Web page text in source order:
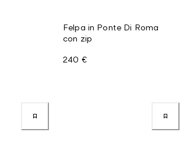
Felpa in Ponte Di Roma
con zip
240 €